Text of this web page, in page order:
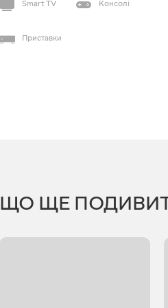
Smart TV Консолі
Приставки
ЩО ЩЕ